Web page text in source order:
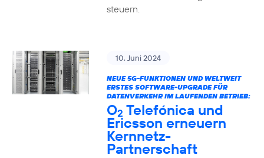
steuern.
10. Juni 2024
NEUE 5G-FUNKTIONEN UND WELTWEIT
ERSTES SOFTWARE-UPGRADE FÜR
DATENVERKEHR IM LAUFENDEN BETRIEB:
O2 Telefónica und
Ericsson erneuern
Kernnetz-
Partnerschaft